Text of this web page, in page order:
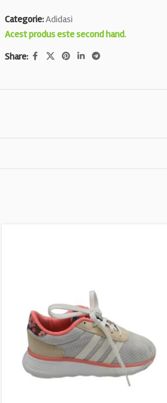
Categorie:Adidasi
Acest produs este second hand.
Share: